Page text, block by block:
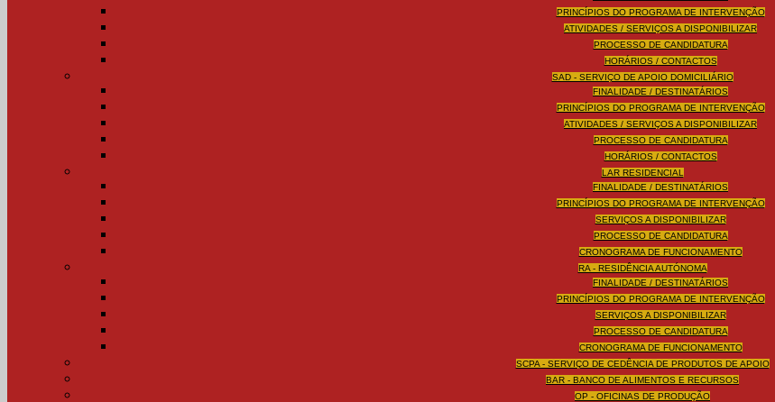
PRINCÍPIOS DO PROGRAMA DE INTERVENÇÃO
ATIVIDADES / SERVIÇOS A DISPONIBILIZAR
PROCESSO DE CANDIDATURA
HORÁRIOS / CONTACTOS
SAD - SERVIÇO DE APOIO DOMICILIÁRIO
FINALIDADE / DESTINATÁRIOS
PRINCÍPIOS DO PROGRAMA DE INTERVENÇÃO
ATIVIDADES / SERVIÇOS A DISPONIBILIZAR
PROCESSO DE CANDIDATURA
HORÁRIOS / CONTACTOS
LAR RESIDENCIAL
FINALIDADE / DESTINATÁRIOS
PRINCÍPIOS DO PROGRAMA DE INTERVENÇÃO
SERVIÇOS A DISPONIBILIZAR
PROCESSO DE CANDIDATURA
CRONOGRAMA DE FUNCIONAMENTO
RA - RESIDÊNCIA AUTÓNOMA
FINALIDADE / DESTINATÁRIOS
PRINCÍPIOS DO PROGRAMA DE INTERVENÇÃO
SERVIÇOS A DISPONIBILIZAR
PROCESSO DE CANDIDATURA
CRONOGRAMA DE FUNCIONAMENTO
SCPA - SERVIÇO DE CEDÊNCIA DE PRODUTOS DE APOIO
BAR - BANCO DE ALIMENTOS E RECURSOS
OP - OFICINAS DE PRODUÇÃO